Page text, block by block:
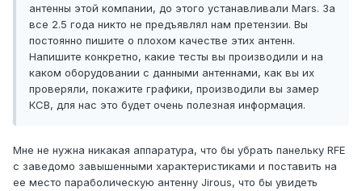
антенны этой компании, до этого устанавливали Mars. За
все 2.5 года никто не предъявлял нам претензии. Вы
постоянно пишите о плохом качестве этих антенн.
Напишите конкретно, какие тесты вы производили и на
каком оборудовании с данными антеннами, как вы их
проверяли, покажите графики, производили вы замер
КСВ, для нас это будет очень полезная информация.
Мне не нужна никакая аппаратура, что бы убрать панельку RFE
с заведомо завышенными характеристиками и поставить на
ее место параболическую антенну Jirous, что бы увидеть